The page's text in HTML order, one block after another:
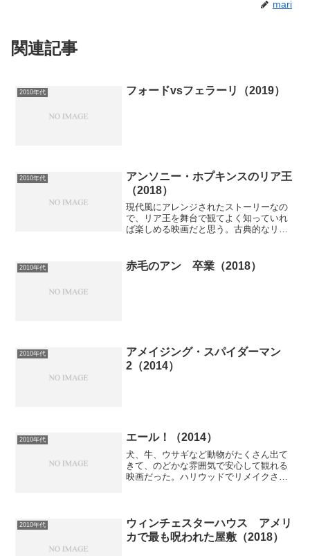
mari
関連記事
2010年代 フォードvsフェラーリ（2019）
2010年代
アンソニー・ホプキンスのリア王
（2018）
現代風にアレンジされたストーリーなの
で、リア王を舞台で観てよく知っていれ
ば楽しめる映画だと思う。古典的なリア
21世紀の超軍備化が進んだロンドン。主
権者のリア王は、退位に...
2010年代 赤毛のアン 卒業（2018）
2010年代
アメイジング・スパイダーマン
2（2014）
2010年代 エール！（2014）
犬、牛、ウサギなど動物がたくさん出て
きて、のどかな雰囲気で安心して観れる
映画だった。ハリウッドでリメイクされ
フランスの歌は歌詞...
2010年代
ウィンチェスターハウス アメリ
カで最も呪われた屋敷（2018）